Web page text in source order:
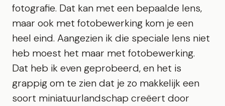
fotografie. Dat kan met een bepaalde lens,
maar ook met fotobewerking kom je een
heel eind. Aangezien ik die speciale lens niet
heb moest het maar met fotobewerking.
Dat heb ik even geprobeerd, en het is
grappig om te zien dat je zo makkelijk een
soort miniatuurlandschap creëert door